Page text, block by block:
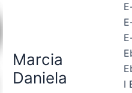
Marcia
Daniela
I